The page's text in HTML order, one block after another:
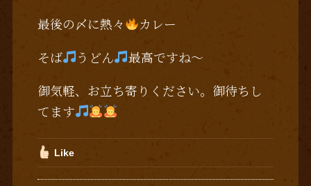
最後の〆に熱々
カレー
そば
うどん
最高ですね～
御気軽、お立ち寄りください。御待ちし
てます
Like